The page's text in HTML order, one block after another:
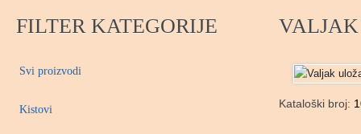
FILTER KATEGORIJE
Svi proizvodi
Kistovi Kataloški broj: